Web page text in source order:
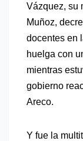
Vázquez, su
Muñoz,
docentes en
huelga con
mientras
gobierno
Areco.
Y fue la